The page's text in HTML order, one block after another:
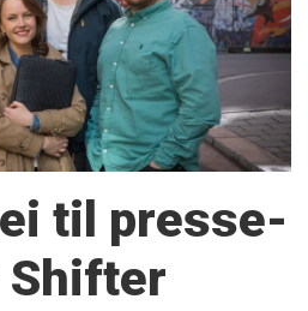
til presse­